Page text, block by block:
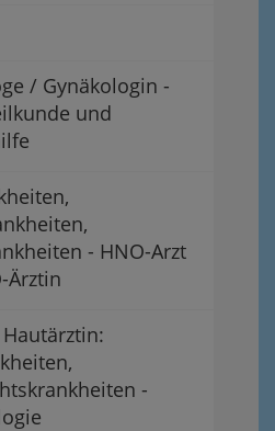
/ Gynäkologin -
und
- HNO-Arzt
Ärztin
-